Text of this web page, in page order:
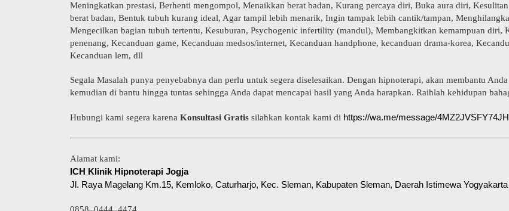
Meningkatkan prestasi, Berhenti mengompol, Menaikkan berat badan, Kurang percaya diri, Buka aura diri,
berat badan, Bentuk tubuh kurang ideal, Agar tampil lebih menarik, Ingin tampak lebih cantik/tampan,
Mengecilkan bagian tubuh tertentu, Kesuburan, Psychogenic infertility (mandul), Membangkitkan kemampuan diri,
penenang, Kecanduan game, Kecanduan medsos/internet, Kecanduan handphone, kecanduan drama-korea,
Kecanduan lem, dll
Segala Masalah punya penyebabnya dan perlu untuk segera diselesaikan. Dengan hipnoterapi, akan membantu
kemudian di bantu hingga tuntas sehingga Anda dapat mencapai hasil yang Anda harapkan. Raihlah kehidupan
Hubungi kami segera karena Konsultasi Gratis silahkan kontak kami di https://wa.me/message/
Alamat kami:
ICH Klinik Hipnoterapi Jogja
Jl. Raya Magelang Km.15, Kemloko, Caturharjo, Kec. Sleman, Kabupaten Sleman, Daerah Istimewa